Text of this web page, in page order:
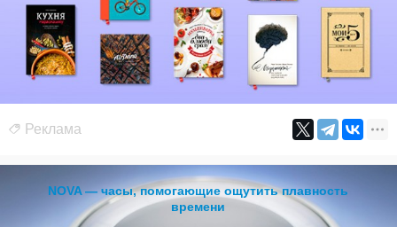
Реклама
NOVA — часы, помогающие ощутить плавность
времени